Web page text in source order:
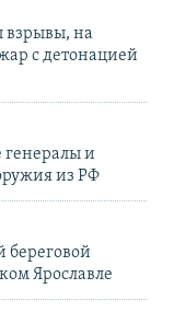
взрывы, на
с детонацией
и
из РФ
береговой
Ярославле